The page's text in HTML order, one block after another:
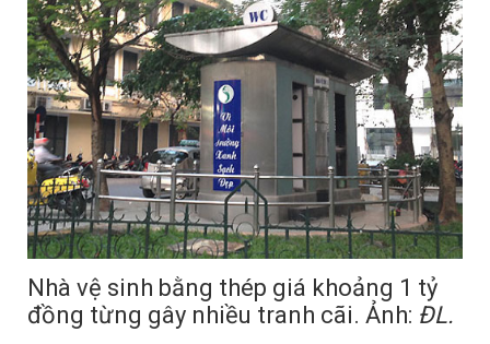
Nhà vệ sinh bằng thép giá khoảng 1 tỷ
đồng từng gây nhiều tranh cãi. Ảnh: ĐL.